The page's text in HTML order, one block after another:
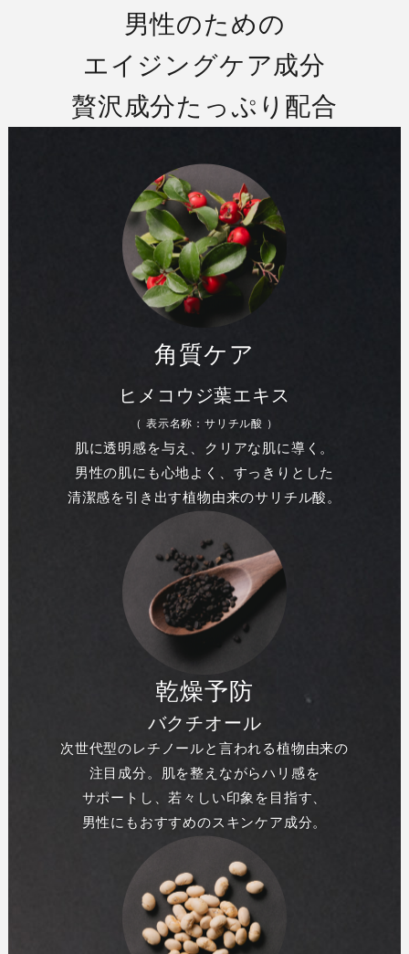
男性のための
エイジングケア成分
贅沢成分たっぷり配合
角質ケア
ヒメコウジ葉エキス
（ 表示名称：サリチル酸 ）
肌に透明感を与え、クリアな肌に導く。
男性の肌にも心地よく、すっきりとした
清潔感を引き出す植物由来のサリチル酸。
乾燥予防
バクチオール
次世代型のレチノールと言われる植物由来の
注目成分。肌を整えながらハリ感を
サポートし、若々しい印象を目指す、
男性にもおすすめのスキンケア成分。